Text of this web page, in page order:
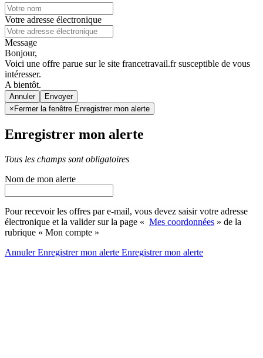
Votre adresse électronique
Message
Bonjour,
Voici une offre parue sur le site francetravail.fr susceptible de vous
intéresser.
A bientôt.
Annuler
× Fermer la fenêtre Enregistrer mon alerte
Enregistrer mon alerte
Tous les champs sont obligatoires
Nom de mon alerte
Pour recevoir les offres par e-mail, vous devez saisir votre adresse
électronique et la valider sur la page « Mes coordonnées » de la
rubrique « Mon compte »
AnnulerEnregistrer mon alerte Enregistrermon alerte